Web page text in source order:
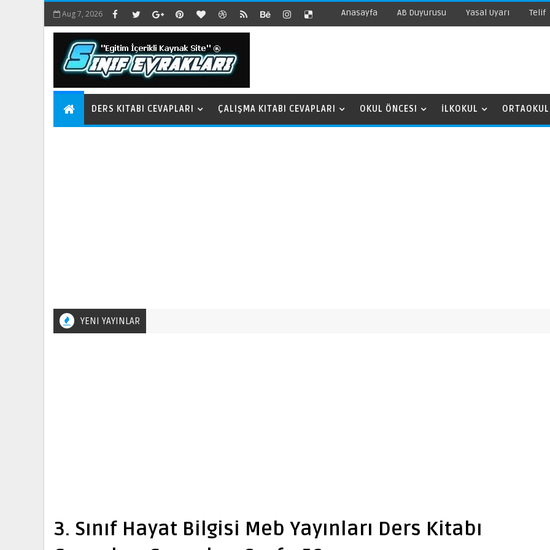
Aug 7, 2026 Anasayfa AB Duyurusu Yasal Uyarı Telif
DERS KITABI CEVAPLARI ÇALIŞMA KITABI CEVAPLARI OKUL ÖNCESI İLKOKUL ORTAOKUL
YENI YAYINLAR
3. Sınıf Hayat Bilgisi Meb Yayınları Ders Kitabı